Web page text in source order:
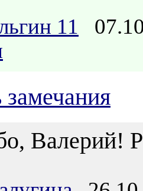
11
замечания
Валерий!